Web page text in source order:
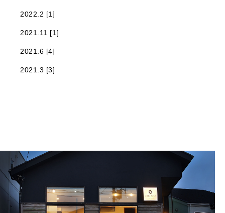
2022.2 [1]
2021.11 [1]
2021.6 [4]
2021.3 [3]